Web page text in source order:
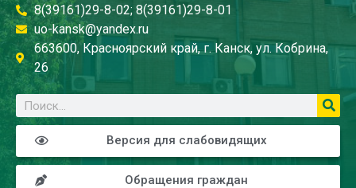
8(39161)29-8-02; 8(39161)29-8-01
uo-kansk@yandex.ru
663600, Красноярский край, г. Канск, ул. Кобрина,
26
Версия для слабовидящих
Обращения граждан